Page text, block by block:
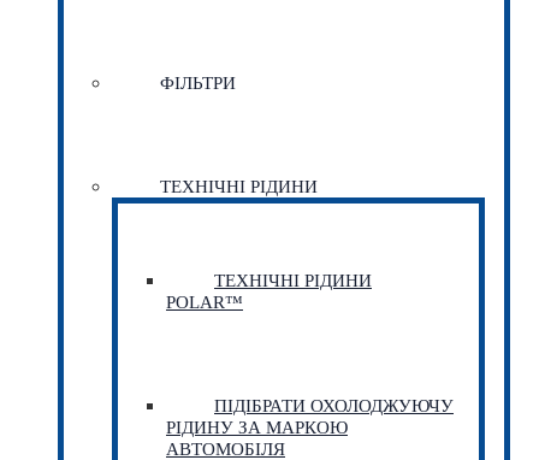
ФІЛЬТРИ
ТЕХНІЧНІ РІДИНИ
ТЕХНІЧНІ РІДИНИ
POLAR™
ПІДІБРАТИ ОХОЛОДЖУЮЧУ
РІДИНУ ЗА МАРКОЮ
АВТОМОБІЛЯ